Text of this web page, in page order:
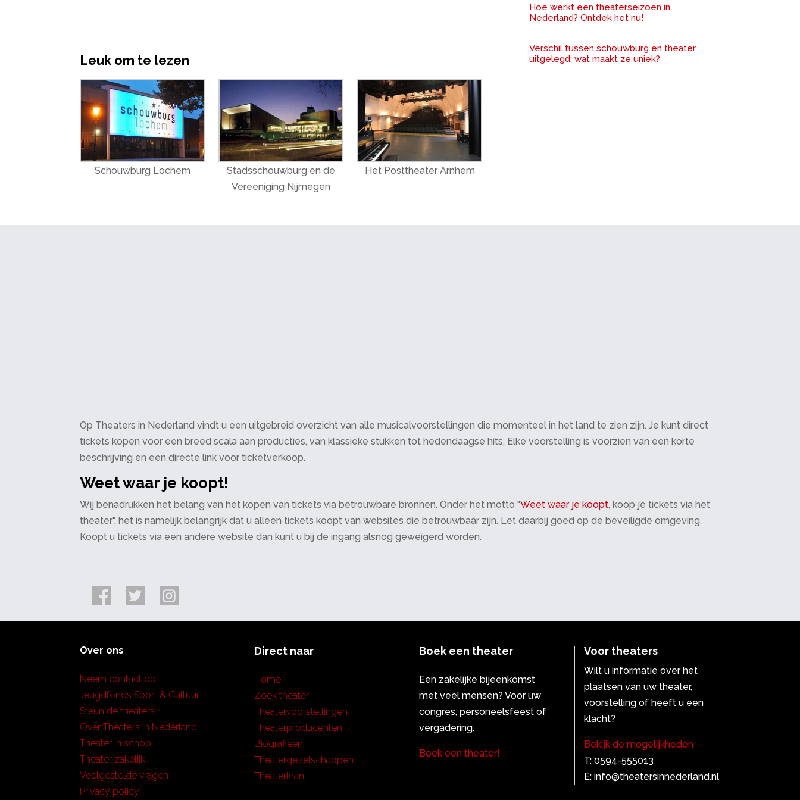
Leuk om te lezen
Schouwburg Lochem
Stadsschouwburg en de
Vereeniging Nijmegen
Het Posttheater Arnhem
Hoe werkt een theaterseizoen in
Nederland? Ontdek het nu!
Verschil tussen schouwburg en theater
uitgelegd: wat maakt ze uniek?
Op Theaters in Nederland vindt u een uitgebreid overzicht van alle musicalvoorstellingen die momenteel in het land te zien zijn. Je kunt direct
tickets kopen voor een breed scala aan producties, van klassieke stukken tot hedendaagse hits. Elke voorstelling is voorzien van een korte
beschrijving en een directe link voor ticketverkoop.
Weet waar je koopt!
Wij benadrukken het belang van het kopen van tickets via betrouwbare bronnen. Onder het motto "Weet waar je koopt, koop je tickets via het
theater", het is namelijk belangrijk dat u alleen tickets koopt van websites die betrouwbaar zijn. Let daarbij goed op de beveiligde omgeving.
Koopt u tickets via een andere website dan kunt u bij de ingang alsnog geweigerd worden.
Over ons
Neem contact op
Jeugdfonds Sport & Cultuur
Steun de theaters
Over Theaters in Nederland
Theater in school
Theater zakelijk
Veelgestelde vragen
Privacy policy
Direct naar
Home
Zoek theater
Theatervoorstellingen
Theaterproducenten
Biografieën
Theatergezelschappen
Theaterkrant
Boek een theater
Een zakelijke bijeenkomst
met veel mensen? Voor uw
congres, personeelsfeest of
vergadering.
Boek een theater!
Voor theaters
Wilt u informatie over het
plaatsen van uw theater,
voorstelling of heeft u een
klacht?
Bekijk de mogelijkheden
T: 0594-555013
E: info@theatersinnederland.nl